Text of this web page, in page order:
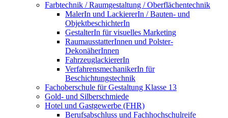
Farbtechnik / Raumgestaltung / Oberflächentechnik
MalerIn und LackiererIn / Bauten- und
ObjektbeschichterIn
GestalterIn für visuelles Marketing
RaumausstatterInnen und Polster-
DekonäherInnen
FahrzeuglackiererIn
VerfahrensmechanikerIn für
Beschichtungstechnik
Fachoberschule für Gestaltung Klasse 13
Gold- und Silberschmiede
Hotel und Gastgewerbe (FHR)
Berufsabschluss und Fachhochschulreife